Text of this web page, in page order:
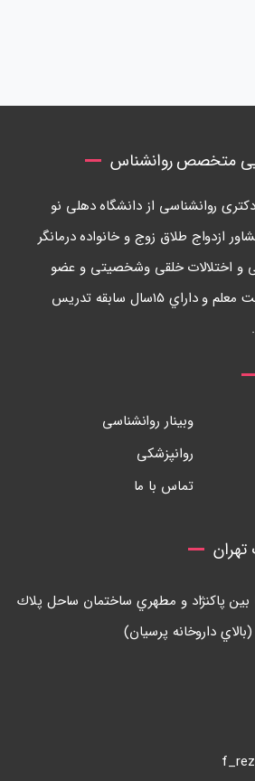
متخصص روانشناس
روانشناسی از دانشگاه دهلی نو
ازدواج طلاق زوج و خانواده درمانگر
و اختلالات خلقی وشخصيتی و عضو
هئيت علمی دانشگاه تربيت معلم و داراي ١٥سال سابقه تدريس
وبینار روانشناسی
روانپزشکی
تماس با ما
بين پاكنژاد و مطهري ساختمان ساحل پلاك